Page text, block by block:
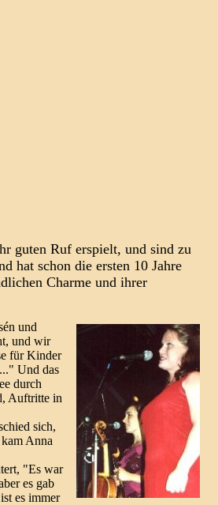
guten Ruf erspielt, und sind zu
hat schon die ersten 10 Jahre
Charme und ihrer
und
und wir
für Kinder
Und das
durch
Auftritte in
sich,
Anna
"Es war
es gab
es immer